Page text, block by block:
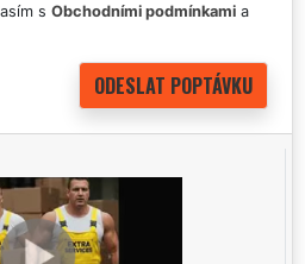
s Obchodními podmínkami a